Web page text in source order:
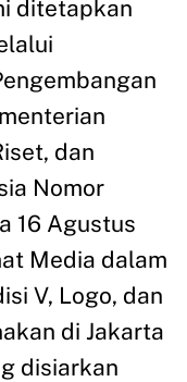
ditetapkan
dan
Nomor
16 Agustus
Media dalam
V, Logo, dan
di Jakarta
disiarkan